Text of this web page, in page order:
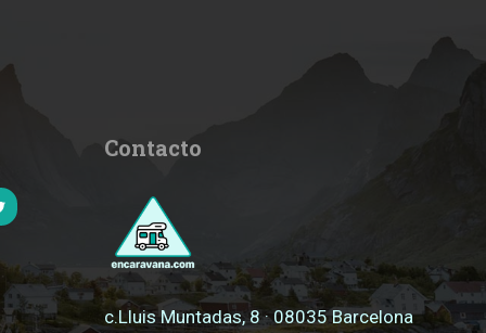
Contacto
c.Lluis Muntadas, 8 · 08035 Barcelona